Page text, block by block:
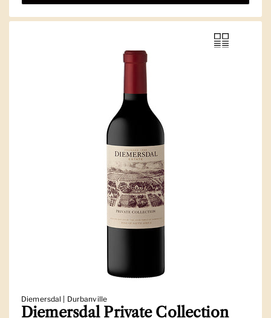
Diemersdal | Durbanville
Diemersdal Private Collection